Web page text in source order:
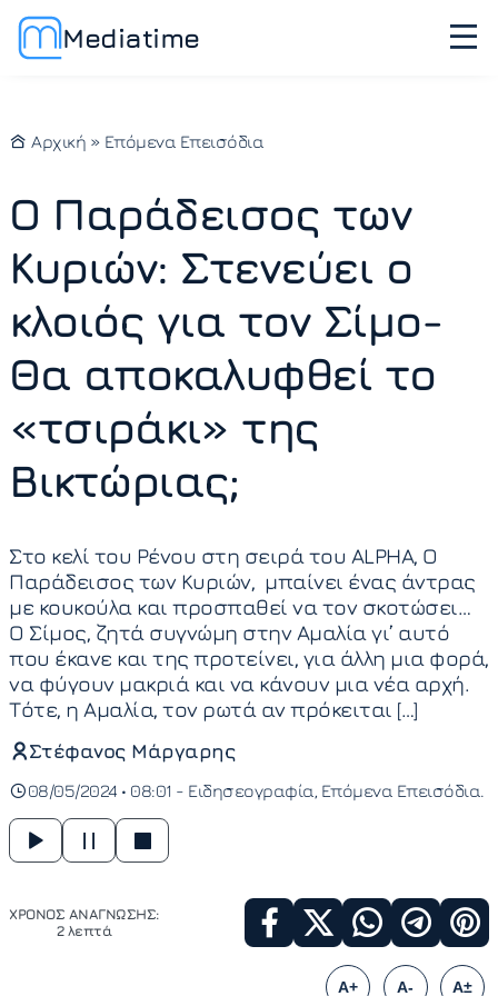
Mediatime
Αρχική » Επόμενα Επεισόδια
Ο Παράδεισος των
Κυριών: Στενεύει ο
κλοιός για τον Σίμο-
Θα αποκαλυφθεί το
«τσιράκι» της
Βικτώριας;
Στο κελί του Ρένου στη σειρά του ALPHA, Ο
Παράδεισος των Κυριών, μπαίνει ένας άντρας
με κουκούλα και προσπαθεί να τον σκοτώσει…
Ο Σίμος, ζητά συγνώμη στην Αμαλία γι’ αυτό
που έκανε και της προτείνει, για άλλη μια φορά,
να φύγουν μακριά και να κάνουν μια νέα αρχή.
Τότε, η Αμαλία, τον ρωτά αν πρόκειται […]
Στέφανος Μάργαρης
08/05/2024 • 08:01 - Ειδησεογραφία Επόμενα Επεισόδια
ΧΡΟΝΟΣ ΑΝΑΓΝΩΣΗΣ:
2 λεπτά
A+ A- A±